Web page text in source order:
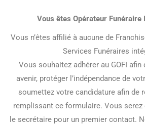
Vous êtes Opérateur Funéraire
Vous n’êtes affilié à aucune de
Services Funéraires
Vous souhaitez adhérer au GOFI
avenir, protéger l’indépendance de
soumettez votre candidature afin de
remplissant ce formulaire. Vous
le secrétaire pour un premier contact.